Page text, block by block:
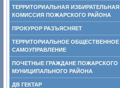
ТЕРРИТОРИАЛЬНАЯ ИЗБИРАТЕЛЬНАЯ
КОМИССИЯ ПОЖАРСКОГО РАЙОНА
ПРОКУРОР РАЗЪЯСНЯЕТ
ТЕРРИТОРИАЛЬНОЕ ОБЩЕСТВЕННОЕ
САМОУПРАВЛЕНИЕ
ПОЧЕТНЫЕ ГРАЖДАНЕ ПОЖАРСКОГО
МУНИЦИПАЛЬНОГО РАЙОНА
ДВ ГЕКТАР